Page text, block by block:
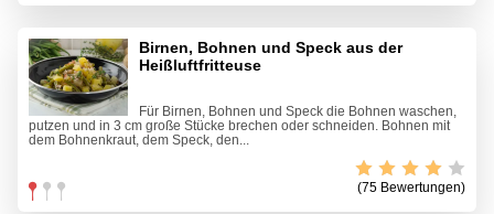
Birnen, Bohnen und Speck aus der
Heißluftfritteuse
Für Birnen, Bohnen und Speck die Bohnen waschen,
putzen und in 3 cm große Stücke brechen oder schneiden. Bohnen mit
dem Bohnenkraut, dem Speck, den...
(75 Bewertungen)